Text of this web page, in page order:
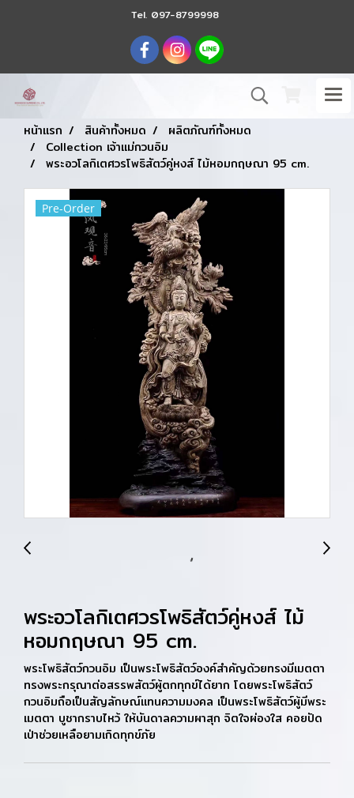
Tel. 097-8799998
หน้าแรก สินค้าทั้งหมด
ผลิตภัณฑ์ทั้งหมด
Collection เจ้าแม่กวนอิม
พระอวโลกิเตศวรโพธิสัตว์คู่หงส์ ไม้หอมกฤษณา 95 cm.
Pre-Order
พระอวโลกิเตศวรโพธิสัตว์คู่หงส์ ไม้
หอมกฤษณา 95 cm.
พระโพธิสัตว์กวนอิม เป็นพระโพธิสัตว์องค์สำคัญด้วยทรงมีเมตตา
ทรงพระกรุณาต่อสรรพสัตว์ผู้ตกทุกข์ได้ยาก โดยพระโพธิสัตว์
กวนอิมถือเป็นสัญลักษณ์แทนความมงคล เป็นพระโพธิสัตว์ผู้มีพระ
เมตตา บูชากราบไหว้ ให้บันดาลความผาสุก จิตใจผ่องใส คอยปัด
เป่าช่วยเหลือยามเกิดทุกข์ภัย